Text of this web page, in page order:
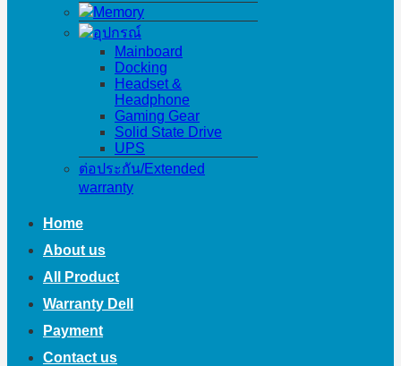
Memory
อุปกรณ์
Mainboard
Docking
Headset &
Headphone
Gaming Gear
Solid State Drive
UPS
ต่อประกัน/Extended
warranty
Home
About us
All Product
Warranty Dell
Payment
Contact us